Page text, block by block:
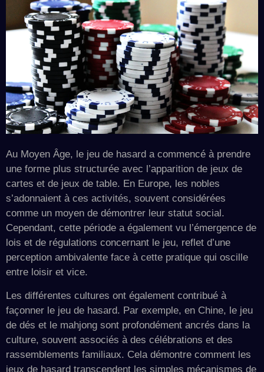
Au Moyen Âge, le jeu de hasard a commencé à prendre
une forme plus structurée avec l’apparition de jeux de
cartes et de jeux de table. En Europe, les nobles
s’adonnaient à ces activités, souvent considérées
comme un moyen de démontrer leur statut social.
Cependant, cette période a également vu l’émergence de
lois et de régulations concernant le jeu, reflet d’une
perception ambivalente face à cette pratique qui oscille
entre loisir et vice.
Les différentes cultures ont également contribué à
façonner le jeu de hasard. Par exemple, en Chine, le jeu
de dés et le mahjong sont profondément ancrés dans la
culture, souvent associés à des célébrations et des
rassemblements familiaux. Cela démontre comment les
jeux de hasard transcendent les simples mécanismes de